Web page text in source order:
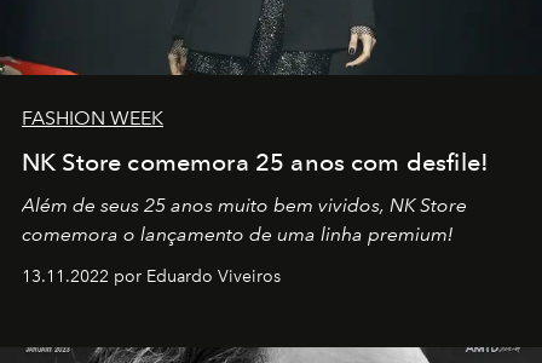
FASHION WEEK
NK Store comemora 25 anos com desfile!
Além de seus 25 anos muito bem vividos, NK Store
comemora o lançamento de uma linha premium!
13.11.2022 por Eduardo Viveiros